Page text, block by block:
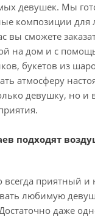
девушек. Мы
композиции для
вы сможете
на дом и с
букетов из
атмосферу
девушку, но и
подходят
всегда приятный
любимую
даже